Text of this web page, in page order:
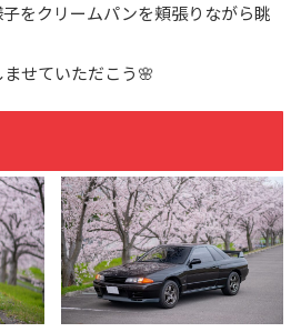
をクリームパンを頬張りながら眺
せていただこう🌸